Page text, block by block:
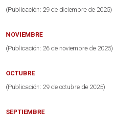
(Publicación: 29 de diciembre de 2025)
NOVIEMBRE
(Publicación: 26 de noviembre de 2025)
OCTUBRE
(Publicación: 29 de octubre de 2025)
SEPTIEMBRE